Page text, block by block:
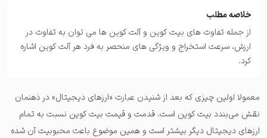
خلاصه مطلب
از جمله تفاوت های بیت کوین و آلت کوین ها می توان به تفاوت در
ارزش، سرعت استخراج و ویژگی های منحصر به فرد هر آلت کوین اشاره
کرد.
معمولا اولین چیزی که بعد از شنیدن عبارت «ارزهای دیجیتال» در ذهنمان
نقش می‌بندد بیت کوین است. قدمت و قیمت بیت کوین نسبت به تمام
ارزهای دیجیتال دیگر بیشتر است و همین موضوع باعث محبوبیت آن شده